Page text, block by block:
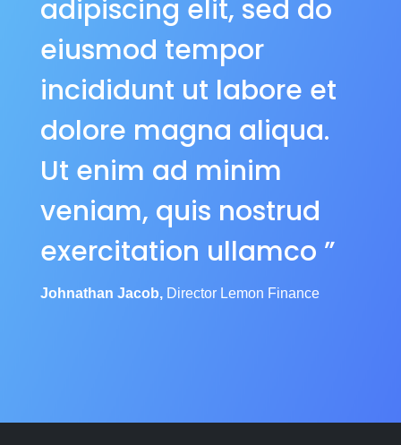
adipiscing elit, sed do
eiusmod tempor
incididunt ut labore et
dolore magna aliqua.
Ut enim ad minim
veniam, quis nostrud
exercitation ullamco ”
Johnathan Jacob,Director Lemon Finance